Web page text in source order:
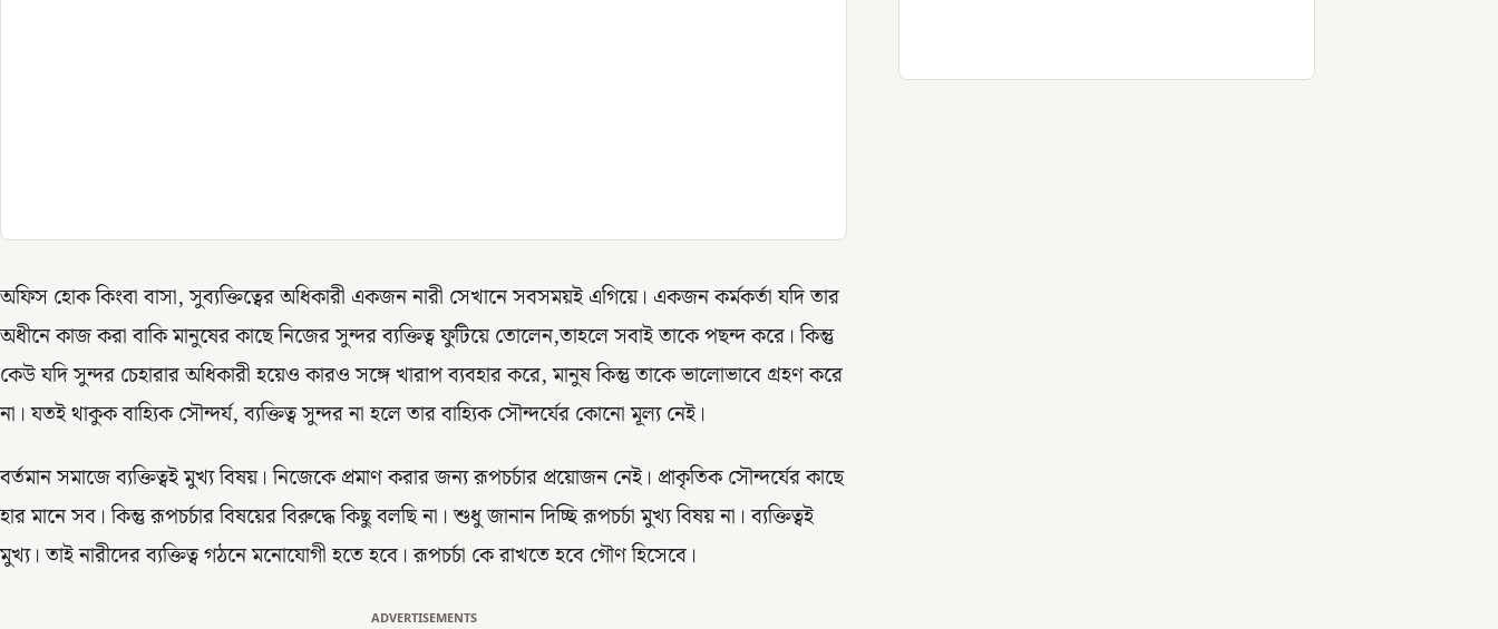
অফিস হোক কিংবা বাসা, সুব্যক্তিত্বের অধিকারী একজন নারী সেখানে সবসময়ই এগিয়ে। একজন কর্মকর্তা যদি তার
অধীনে কাজ করা বাকি মানুষের কাছে নিজের সুন্দর ব্যক্তিত্ব ফুটিয়ে তোলেন,তাহলে সবাই তাকে পছন্দ করে। কিন্তু
কেউ যদি সুন্দর চেহারার অধিকারী হয়েও কারও সঙ্গে খারাপ ব্যবহার করে, মানুষ কিন্তু তাকে ভালোভাবে গ্রহণ করে
না। যতই থাকুক বাহ্যিক সৌন্দর্য, ব্যক্তিত্ব সুন্দর না হলে তার বাহ্যিক সৌন্দর্যের কোনো মূল্য নেই।
বর্তমান সমাজে ব্যক্তিত্বই মুখ্য বিষয়। নিজেকে প্রমাণ করার জন্য রূপচর্চার প্রয়োজন নেই। প্রাকৃতিক সৌন্দর্যের কাছে
হার মানে সব। কিন্তু রূপচর্চার বিষয়ের বিরুদ্ধে কিছু বলছি না। শুধু জানান দিচ্ছি রূপচর্চা মুখ্য বিষয় না। ব্যক্তিত্বই
মুখ্য। তাই নারীদের ব্যক্তিত্ব গঠনে মনোযোগী হতে হবে। রূপচর্চা কে রাখতে হবে গৌণ হিসেবে।
ADVERTISEMENTS